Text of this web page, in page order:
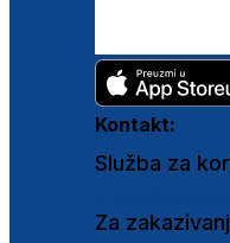
Kontakt:
Služba za
Za